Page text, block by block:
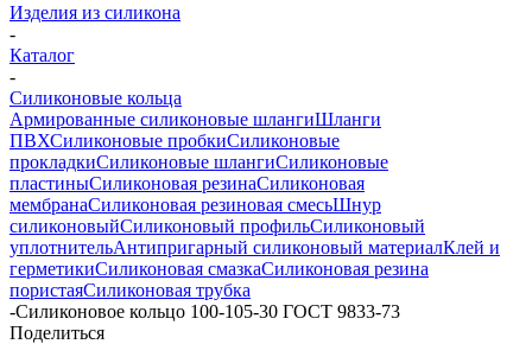
Изделия из силикона
-
Каталог
-
Силиконовые кольца
Армированные силиконовые шлангиШланги
ПВХСиликоновые пробкиСиликоновые
прокладкиСиликоновые шлангиСиликоновые
пластиныСиликоновая резинаСиликоновая
мембранаСиликоновая резиновая смесьШнур
силиконовыйСиликоновый профильСиликоновый
уплотнительАнтипригарный силиконовый материалКлей и
герметикиСиликоновая смазкаСиликоновая резина
пористаяСиликоновая трубка
-Силиконовое кольцо 100-105-30 ГОСТ 9833-73
Поделиться